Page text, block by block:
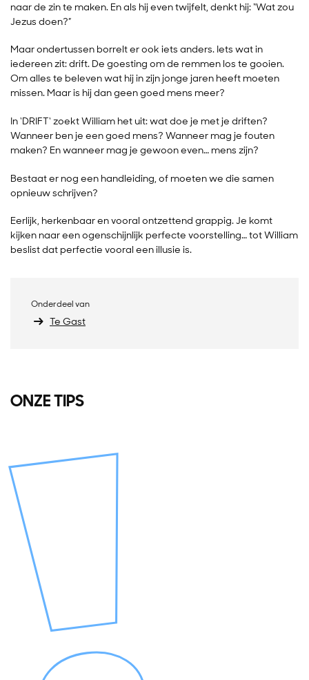
naar de zin te maken. En als hij even twijfelt, denkt hij: “Wat zou
Jezus doen?”
Maar ondertussen borrelt er ook iets anders. Iets wat in
iedereen zit: drift. De goesting om de remmen los te gooien.
Om alles te beleven wat hij in zijn jonge jaren heeft moeten
missen. Maar is hij dan geen goed mens meer?
In ‘DRIFT‘ zoekt William het uit: wat doe je met je driften?
Wanneer ben je een goed mens? Wanneer mag je fouten
maken? En wanneer mag je gewoon even… mens zijn?
Bestaat er nog een handleiding, of moeten we die samen
opnieuw schrijven?
Eerlijk, herkenbaar en vooral ontzettend grappig. Je komt
kijken naar een ogenschijnlijk perfecte voorstelling… tot William
beslist dat perfectie vooral een illusie is.
Onderdeel van
Te Gast
ONZE TIPS